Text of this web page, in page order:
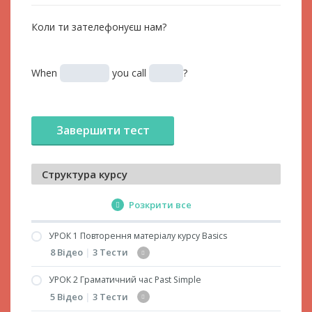
Коли ти зателефонуєш нам?
When you call ?
Структура курсу
Розкрити все
УРОК 1 Повторення матеріалу курсу Basics
8 Відео | 3 Тести
Дієслова to have і to be
Переклад речень з дієсловом to be (частина
УРОК 2 Граматичний час Past Simple
5 Відео | 3 Тести